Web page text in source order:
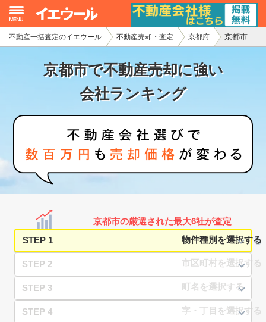
不動産一括査定のイエウール 不動産売却・査定 京都府 京都市
京都市で不動産売却に強い
会社ランキング
京都市の厳選された最大6社が査定
STEP 1
STEP 2
STEP 3
STEP 4
イエウール加盟希望の不動産会社様
初めての方へ
不動産の売却・一括査定
家査定シミュレーター
お問い合わせ